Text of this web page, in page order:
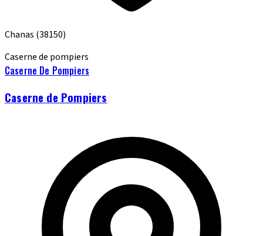
Chanas (38150)
Caserne de pompiers
Caserne De Pompiers
Caserne de Pompiers